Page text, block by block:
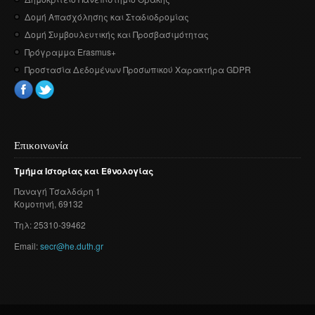
Δομή Απασχόλησης και Σταδιοδρομίας
Δομή Συμβουλευτικής και Προσβασιμότητας
Πρόγραμμα Erasmus+
Προστασία Δεδομένων Προσωπικού Χαρακτήρα GDPR
Επικοινωνία
ΤμήμαΙστορίαςκαι Εθνολογίας
Παναγή Τσαλδάρη 1
Κομοτηνή, 69132
Τηλ: 25310-39462
Email:secr@he.duth.gr